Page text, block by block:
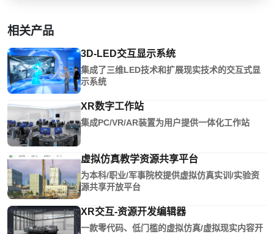
相关产品
3D-LED交互显示系统
集成了三维LED技术和扩展现实技术的交互式显
示系统
XR数字工作站
集成PC/VR/AR装置为用户提供一体化工作站
虚拟仿真教学资源共享平台
为本科/职业/军事院校提供虚拟仿真实训/实验资
源共享开放平台
XR交互-资源开发编辑器
一款零代码、低门槛的虚拟仿真/虚拟现实内容开